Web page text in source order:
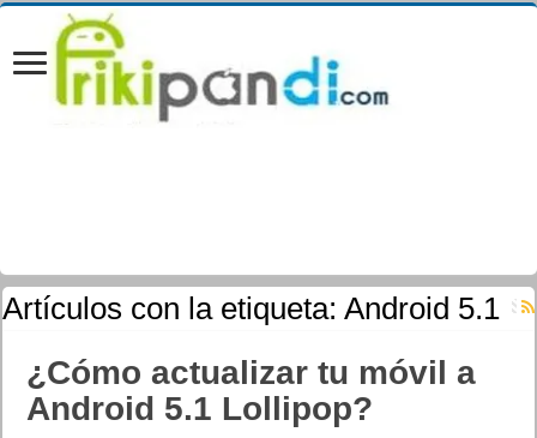
Artículos con la etiqueta:Android 5.1
¿Cómo actualizar tu móvil a
Android 5.1 Lollipop?